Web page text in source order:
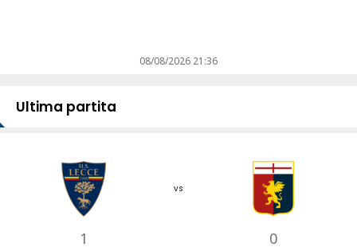
08/08/2026 21:36
Ultima partita
1
vs
0